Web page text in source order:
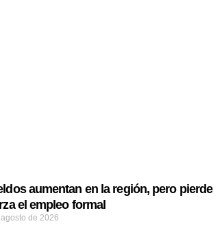
aumentan en la región, pero pierde
el empleo formal
de 2026